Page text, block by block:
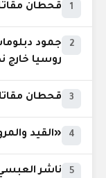
1 قحطان مقاتل
2
جمود
روسيا خارج
3 قحطان
4 «القيد
5
ناشر